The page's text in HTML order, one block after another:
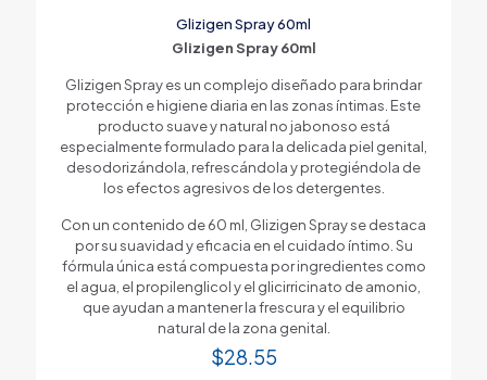
Glizigen Spray 60ml
Glizigen Spray 60ml
Glizigen Spray es un complejo diseñado para brindar
protección e higiene diaria en las zonas íntimas. Este
producto suave y natural no jabonoso está
especialmente formulado para la delicada piel genital,
desodorizándola, refrescándola y protegiéndola de
los efectos agresivos de los detergentes.
Con un contenido de 60 ml, Glizigen Spray se destaca
por su suavidad y eficacia en el cuidado íntimo. Su
fórmula única está compuesta por ingredientes como
el agua, el propilenglicol y el glicirricinato de amonio,
que ayudan a mantener la frescura y el equilibrio
natural de la zona genital.
$28.55